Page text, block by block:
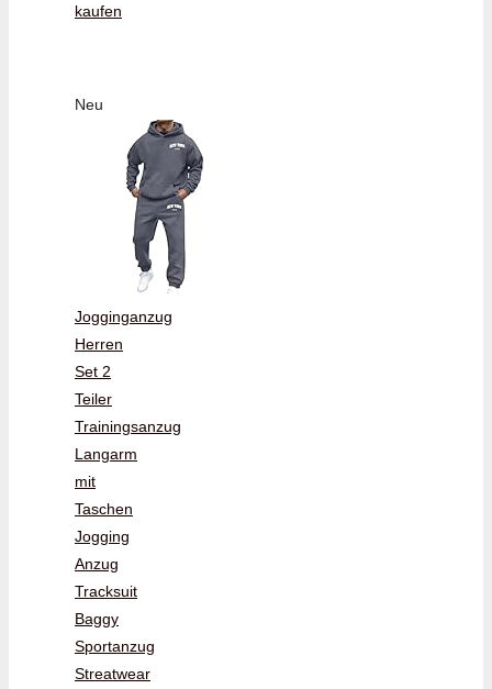
kaufen
Neu
Jogginganzug
Herren
Set 2
Teiler
Trainingsanzug
Langarm
mit
Taschen
Jogging
Anzug
Tracksuit
Baggy
Sportanzug
Streatwear